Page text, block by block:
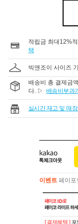
적립금 최대12%
택
빅앤조이 사이즈
배송비 총 결제금
다. ▷ 배송비부과
실시간 재고 및 매
이벤트 페이포
이벤트페이포
[ 결제혜택 ] 포